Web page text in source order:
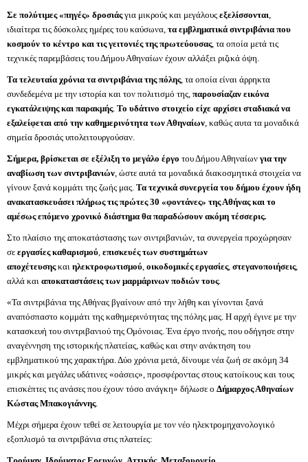
Σε πολύτιμες «πηγές» δροσιάςγια μικρούς και μεγάλους εξελίσσονται
ιδιαίτερα τις δύσκολες ημέρες του καύσωνα, τα εμβληματικά σιντριβάνια που
κοσμούν το κέντρο και τις γειτονιές της πρωτεύουσας, τα οποία μετά τις
τεχνικές παρεμβάσεις του Δήμου Αθηναίων έχουν αλλάξει ριζικά όψη.
Τα τελευταία χρόνια τα σιντριβάνια της πόλης, τα οποία είναι άρρηκτα
συνδεδεμένα με την ιστορία και τον πολιτισμό της, παρουσίαζαν εικόνα
εγκατάλειψης και παρακμής. Το υδάτινο στοιχείο είχε αρχίσει σταδιακά να
εξαλείφεται από την καθημερινότητα των Αθηναίων , καθώς αυτα τα μοναδικά
σημεία δροσιάς υπολειτουργούσαν.
Σήμερα, βρίσκεται σε εξέλιξη το μεγάλο έργο του Δήμου Αθηναίων για την
αναβίωση των σιντριβανιών , ώστε αυτά τα μοναδικά διακοσμητικά στοιχεία να
γίνουν ξανά κομμάτι της ζωής μας. Τα τεχνικά συνεργεία του δήμου έχουν ήδη
ανακατασκευάσει πλήρως τις πρώτες 30 «φοντάνες» της Αθήνας και το
αμέσως επόμενο χρονικό διάστημα θα παραδώσουν ακόμη τέσσερις.
Στο πλαίσιο της αποκατάστασης των σιντριβανιών, τα συνεργεία προχώρησαν
σε εργασίες καθαρισμού επισκευές των συστημάτων
αποχέτευσηςκαι ηλεκτροφωτισμού οικοδομικές εργασίες, στεγανοποιήσεις,
αλλά και αποκαταστάσεις των μαρμάρινων ποδιών τους.
«Τα σιντριβάνια της Αθήνας βγαίνουν από την λήθη και γίνονται ξανά
αναπόσπαστο κομμάτι της καθημερινότητας της πόλης μας. Η αρχή έγινε με την
κατασκευή του σιντριβανιού της Ομόνοιας. Ένα έργο πνοής, που οδήγησε στην
αναγέννηση της ιστορικής πλατείας, καθώς και στην ανάκτηση του
εμβληματικού της χαρακτήρα. Δύο χρόνια μετά, δίνουμε νέα ζωή σε ακόμη 34
μικρές και μεγάλες υδάτινες «οάσεις», προσφέροντας στους κατοίκους και τους
επισκέπτες τις ανάσες που έχουν τόσο ανάγκη» δήλωσε ο Δήμαρχος Αθηναίων
Κώστας Μπακογιάννης.
Μέχρι σήμερα έχουν τεθεί σε λειτουργία με τον νέο ηλεκτρομηχανολογικό
εξοπλισμό τα σιντριβάνια στις πλατείες: